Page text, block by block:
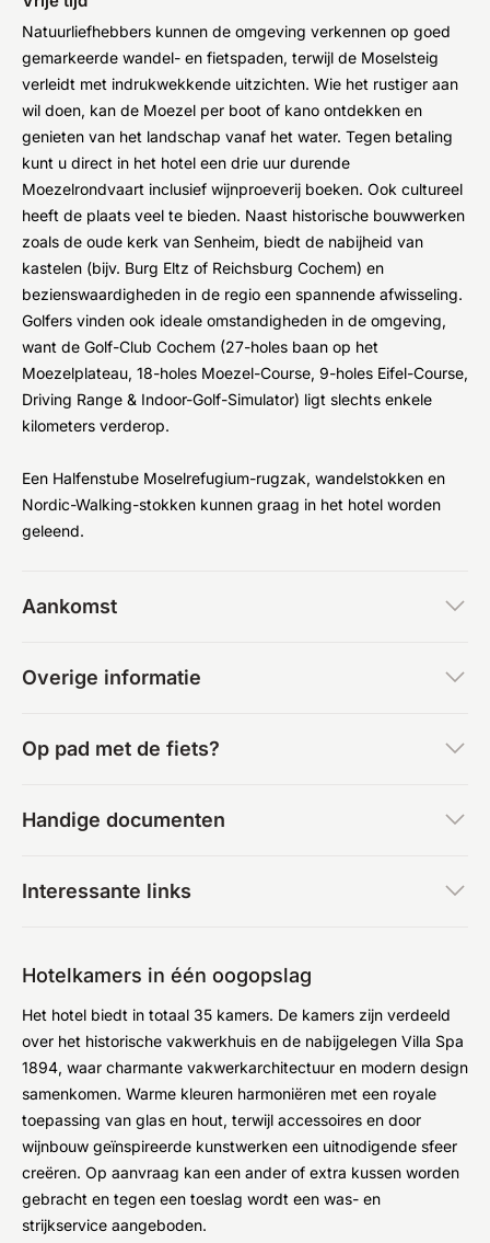
Natuurliefhebbers kunnen de omgeving verkennen op goed
gemarkeerde wandel- en fietspaden, terwijl de Moselsteig
verleidt met indrukwekkende uitzichten. Wie het rustiger aan
wil doen, kan de Moezel per boot of kano ontdekken en
genieten van het landschap vanaf het water. Tegen betaling
kunt u direct in het hotel een drie uur durende
Moezelrondvaart inclusief wijnproeverij boeken. Ook cultureel
heeft de plaats veel te bieden. Naast historische bouwwerken
zoals de oude kerk van Senheim, biedt de nabijheid van
kastelen (bijv. Burg Eltz of Reichsburg Cochem) en
bezienswaardigheden in de regio een spannende afwisseling.
Golfers vinden ook ideale omstandigheden in de omgeving,
want de Golf-Club Cochem (27-holes baan op het
Moezelplateau, 18-holes Moezel-Course, 9-holes Eifel-Course,
Driving Range & Indoor-Golf-Simulator) ligt slechts enkele
kilometers verderop.
Een Halfenstube Moselrefugium-rugzak, wandelstokken en
Nordic-Walking-stokken kunnen graag in het hotel worden
geleend.
Aankomst
Overige informatie
Op pad met de fiets?
Handige documenten
Interessante links
Hotelkamers in één oogopslag
Het hotel biedt in totaal 35 kamers. De kamers zijn verdeeld
over het historische vakwerkhuis en de nabijgelegen Villa Spa
1894, waar charmante vakwerkarchitectuur en modern design
samenkomen. Warme kleuren harmoniëren met een royale
toepassing van glas en hout, terwijl accessoires en door
wijnbouw geïnspireerde kunstwerken een uitnodigende sfeer
creëren. Op aanvraag kan een ander of extra kussen worden
gebracht en tegen een toeslag wordt een was- en
strijkservice aangeboden.